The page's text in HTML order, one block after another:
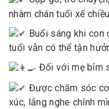
nhàm chán tuổi xế
Buổi sáng khi con
tuổi vẫn có thể tận
Đối với mẹ bỉm
Được chăm sóc
xúc, lắng nghe chính